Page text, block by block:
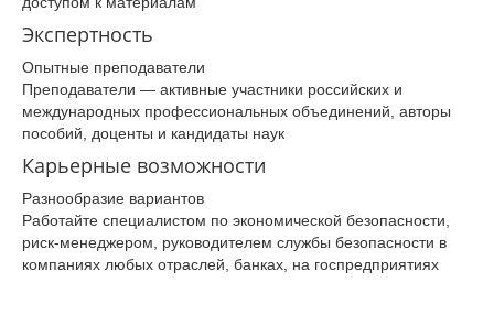
Экспертность
Опытные преподаватели
Преподаватели — активные участники российских и
международных профессиональных объединений, авторы
пособий, доценты и кандидаты наук
Карьерные возможности
Разнообразие вариантов
Работайте специалистом по экономической безопасности,
риск-менеджером, руководителем службы безопасности в
компаниях любых отраслей, банках, на госпредприятиях